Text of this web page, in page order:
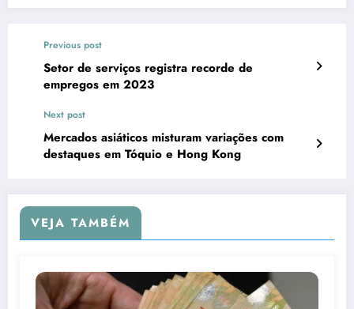
Previous post
Setor de serviços registra recorde de
empregos em 2023
Next post
Mercados asiáticos misturam variações com
destaques em Tóquio e Hong Kong
VEJA TAMBÉM